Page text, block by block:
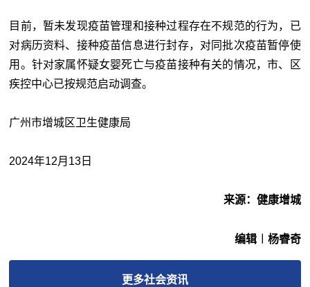
目前，暂未发现疫苗管理和接种过程存在不规范的行为，已
对病历资料、接种疫苗信息进行封存，对同批次疫苗暂停使
用。针对家属怀疑女婴死亡与疫苗接种有关的情况，市、区
疾控中心已按规范启动调查。
广州市增城区卫生健康局
2024年12月13日
来源：健康增城
编辑︱杨睿奇
更多社会资讯